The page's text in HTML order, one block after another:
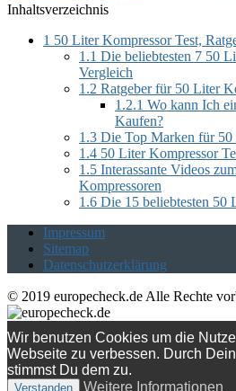
Inhaltsverzeichnis
1 50 Liter Kompressor Test,
1.1 Die beliebtesten 7 50
Vergleich
1.2 Ratgeber für 50 Liter
1.2.1 Wo kann Ich
Kaufen?
1.3 Die Top Marken für 50
1.4 50 Liter Kompressor
1.5 Interassante Videos
Kompressoren
1.6 Die 15 beliebtesten 50
Impressum
Sitemap
Datenschutzerklärung
© 2019 europecheck.de Alle Rechte
Wir benutzen Cookies um die
Webseite zu verbessen. Durch
stimmst Du dem zu.
Verstanden Weitere Informationen